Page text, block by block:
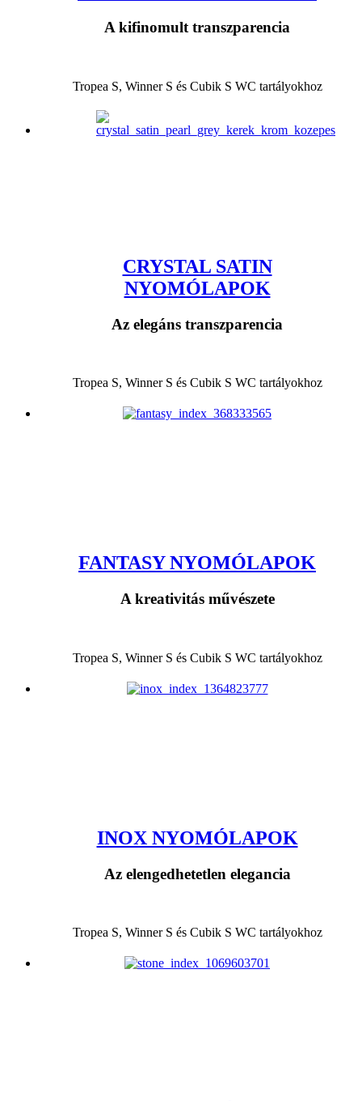
A kifinomult transzparencia
Tropea S, Winner S és Cubik S WC tartályokhoz
CRYSTAL SATIN
NYOMÓLAPOK
Az elegáns transzparencia
Tropea S, Winner S és Cubik S WC tartályokhoz
FANTASY NYOMÓLAPOK
A kreativitás művészete
Tropea S, Winner S és Cubik S WC tartályokhoz
INOX NYOMÓLAPOK
Az elengedhetetlen elegancia
Tropea S, Winner S és Cubik S WC tartályokhoz